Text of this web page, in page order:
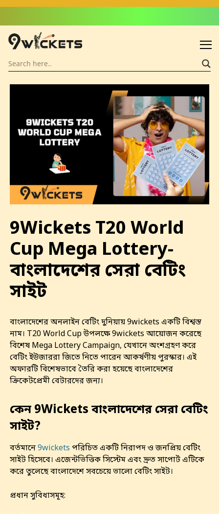
9Wickets T20 World
Cup Mega Lottery-
বাংলাদেশের সেরা বেটিং
সাইট
বাংলাদেশের অনলাইন বেটিং দুনিয়ায় 9wickets একটি বিশ্বস্ত
নাম। T20 World Cup উপলক্ষে 9wickets আয়োজন করেছে
বিশেষ Mega Lottery Campaign, যেখানে অংশগ্রহণ করে
বেটিং ইউজাররা জিতে নিতে পারেন আকর্ষণীয় পুরস্কার। এই
অফারটি বিশেষভাবে তৈরি করা হয়েছে বাংলাদেশের
ক্রিকেটপ্রেমী বেটারদের জন্য।
কেন 9Wickets বাংলাদেশের সেরা বেটিং
সাইট?
বর্তমানে9wickets পরিচিত একটি নিরাপদ ও জনপ্রিয় বেটিং
সাইট হিসেবে। এজেন্টভিত্তিক সিস্টেম এবং দ্রুত সাপোর্ট এটিকে
করে তুলেছে বাংলাদেশে সবচেয়ে ভালো বেটিং সাইট।
প্রধান সুবিধাসমূহ: